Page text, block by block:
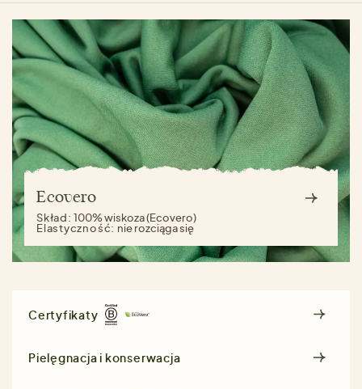
Ecovero
Skład:100% wiskoza (Ecovero)
Elastyczność: nie rozciąga się
Certyfikaty
Pielęgnacja i konserwacja